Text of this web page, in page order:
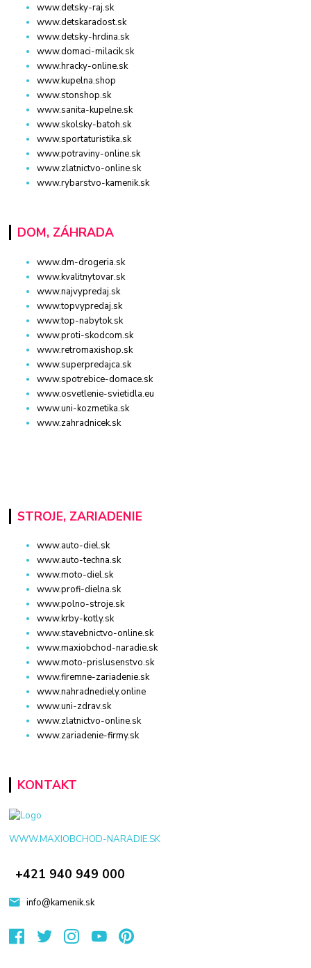
www.detsky-raj.sk
www.detskaradost.sk
www.detsky-hrdina.sk
www.domaci-milacik.sk
www.hracky-online.sk
www.kupelna.shop
www.stonshop.sk
www.sanita-kupelne.sk
www.skolsky-batoh.sk
www.sportaturistika.sk
www.potraviny-online.sk
www.zlatnictvo-online.sk
www.rybarstvo-kamenik.sk
DOM, ZÁHRADA
www.dm-drogeria.sk
www.kvalitnytovar.sk
www.najvypredaj.sk
www.topvypredaj.sk
www.top-nabytok.sk
www.proti-skodcom.sk
www.retromaxishop.sk
www.superpredajca.sk
www.spotrebice-domace.sk
www.osvetlenie-svietidla.eu
www.uni-kozmetika.sk
www.zahradnicek.sk
STROJE, ZARIADENIE
www.auto-diel.sk
www.auto-techna.sk
www.moto-diel.sk
www.profi-dielna.sk
www.polno-stroje.sk
www.krby-kotly.sk
www.stavebnictvo-online.sk
www.maxiobchod-naradie.sk
www.moto-prislusenstvo.sk
www.firemne-zariadenie.sk
www.nahradnediely.online
www.uni-zdrav.sk
www.zlatnictvo-online.sk
www.zariadenie-firmy.sk
KONTAKT
WWW.MAXIOBCHOD-NARADIE.SK
+421 940 949 000
info@kamenik.sk